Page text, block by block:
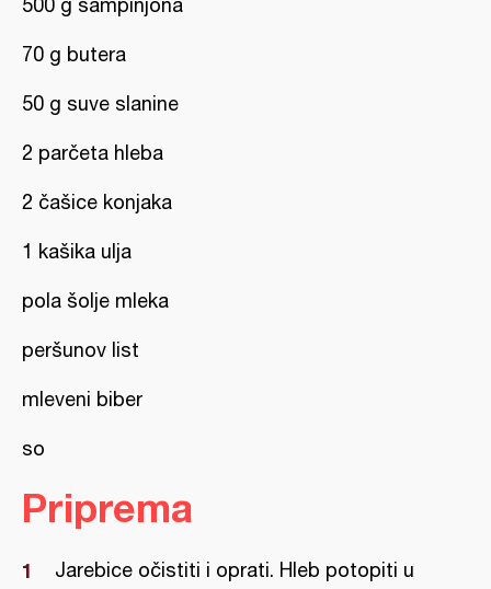
500 g šampinjona
70 g butera
50 g suve slanine
2 parčeta hleba
2 čašice konjaka
1 kašika ulja
pola šolje mleka
peršunov list
mleveni biber
so
Priprema
Jarebice očistiti i oprati. Hleb potopiti u